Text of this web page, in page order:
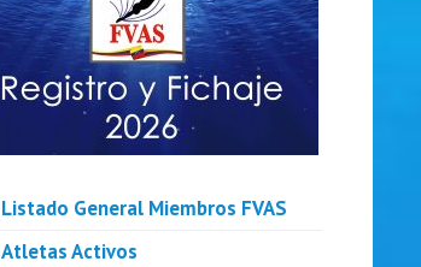
Listado General Miembros FVAS
Atletas Activos